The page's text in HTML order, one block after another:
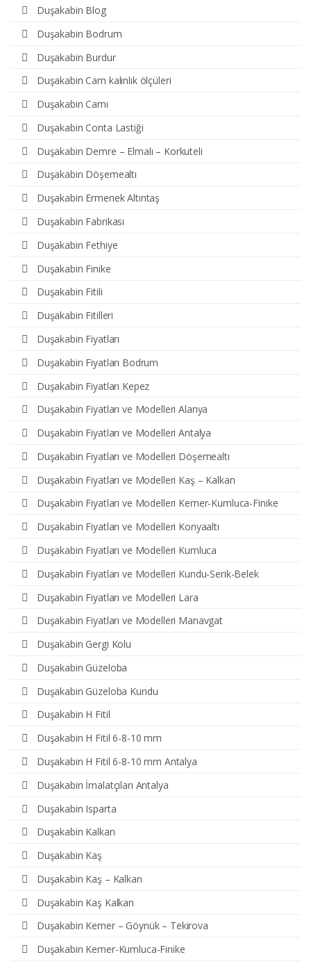
Duşakabin Blog
Duşakabin Bodrum
Duşakabin Burdur
Duşakabin Cam kalınlık ölçüleri
Duşakabin Camı
Duşakabin Conta Lastiği
Duşakabin Demre – Elmalı – Korkuteli
Duşakabin Döşemealtı
Duşakabin Ermenek Altıntaş
Duşakabin Fabrikası
Duşakabin Fethiye
Duşakabin Finike
Duşakabin Fitili
Duşakabin Fitilleri
Duşakabin Fiyatları
Duşakabin Fiyatları Bodrum
Duşakabin Fiyatları Kepez
Duşakabin Fiyatları ve Modelleri Alanya
Duşakabin Fiyatları ve Modelleri Antalya
Duşakabin Fiyatları ve Modelleri Döşemealtı
Duşakabin Fiyatları ve Modelleri Kaş – Kalkan
Duşakabin Fiyatları ve Modelleri Kemer-Kumluca-Finike
Duşakabin Fiyatları ve Modelleri Konyaaltı
Duşakabin Fiyatları ve Modelleri Kumluca
Duşakabin Fiyatları ve Modelleri Kundu-Serik-Belek
Duşakabin Fiyatları ve Modelleri Lara
Duşakabin Fiyatları ve Modelleri Manavgat
Duşakabin Gergi Kolu
Duşakabin Güzeloba
Duşakabin Güzeloba Kundu
Duşakabin H Fitil
Duşakabin H Fitil 6-8-10 mm
Duşakabin H Fitil 6-8-10 mm Antalya
Duşakabin İmalatçıları Antalya
Duşakabin Isparta
Duşakabin Kalkan
Duşakabin Kaş
Duşakabin Kaş – Kalkan
Duşakabin Kaş Kalkan
Duşakabin Kemer – Göynük – Tekirova
Duşakabin Kemer-Kumluca-Finike